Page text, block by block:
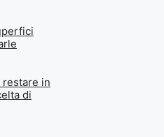
restare in
di